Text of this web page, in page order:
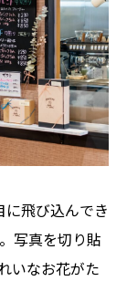
飛び込んでき
写真を切り貼
いなお花がた